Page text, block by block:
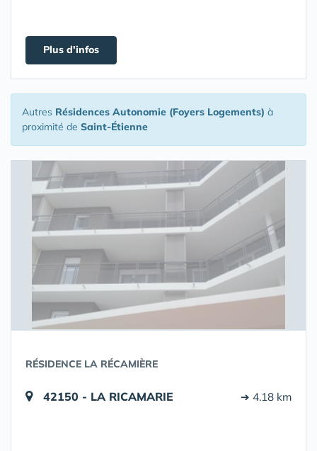
Plus d'infos
Autres Résidences Autonomie (Foyers Logements) à
proximité de Saint-Étienne
RÉSIDENCE LA RÉCAMIÈRE
42150 - LA RICAMARIE ➔ 4.18 km